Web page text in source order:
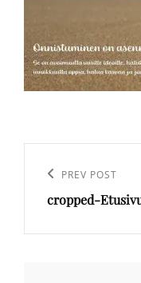
selaus
Previous
Post
PREV POST
cropped-